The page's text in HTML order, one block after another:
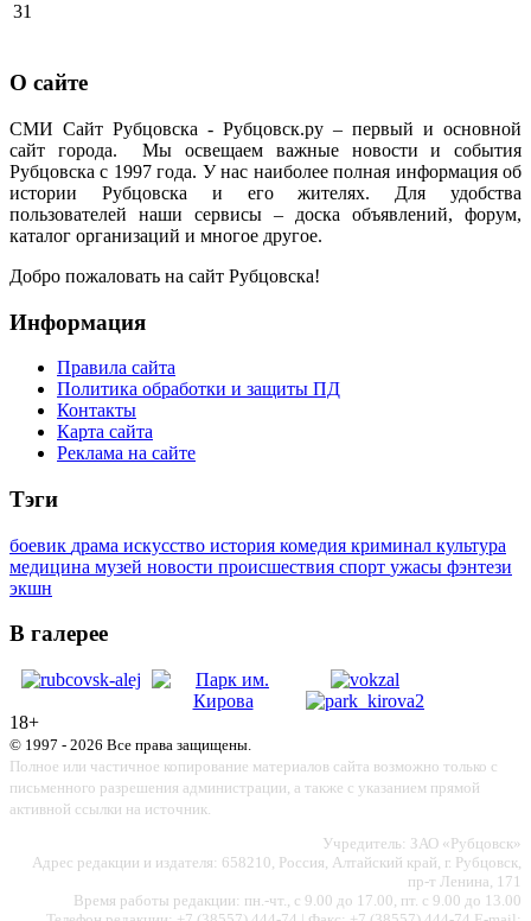
31
О сайте
СМИ Сайт Рубцовска - Рубцовск.ру – первый и основной
сайт города. Мы освещаем важные новости и события
Рубцовска с 1997 года. У нас наиболее полная информация об
истории Рубцовска и его жителях. Для удобства
пользователей наши сервисы – доска объявлений, форум,
каталог организаций и многое другое.
Добро пожаловать на сайт Рубцовска!
Информация
Правила сайта
Политика обработки и защиты ПД
Контакты
Карта сайта
Реклама на сайте
Тэги
боевик драма искусство история комедия криминал культура
медицина музей новости происшествия спорт ужасы фэнтези
экшн
В галерее
18+
© 1997 - 2026 Все права защищены.
Полное или частичное копирование материалов сайта возможно только с
письменного разрешения администрации, а также с указанием прямой
активной ссылки на источник.
Учредитель: ЗАО «Рубцовск»
Адрес редакции и издателя: 658210, Россия, Алтайский край, г. Рубцовск,
пр-т Ленина, 171
Время работы редакции: пн.-чт., с 9.00 до 17.00, пт. с 9.00 до 13.00